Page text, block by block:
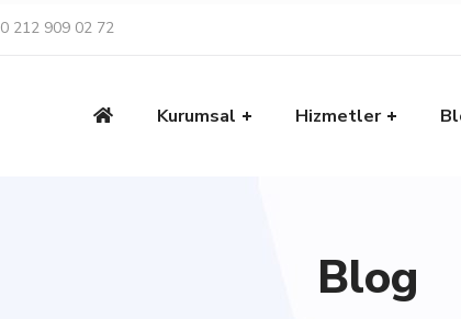
0 212 909 02 72
Kurumsal Hizmetler
Blog